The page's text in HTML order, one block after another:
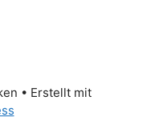
• Erstellt mit